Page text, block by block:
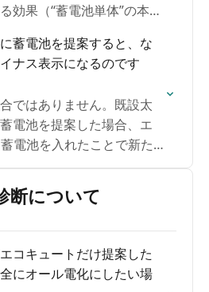
効果（“蓄電池単体”の本
）にわけて案内が可能で
。
蓄電池を提案すると、な
ナス表示になるのです
ではありません。既設太
電池を提案した場合、エ
電池を入れたことで新た
だけ を表示しています。
入すると電気代は下が
まで売れていた余剰電力
きます。この 「売電収入
て表示しているため、1ヶ
は 売電収入がマイナス表
断について
コキュートだけ提案した
にオール電化にしたい場